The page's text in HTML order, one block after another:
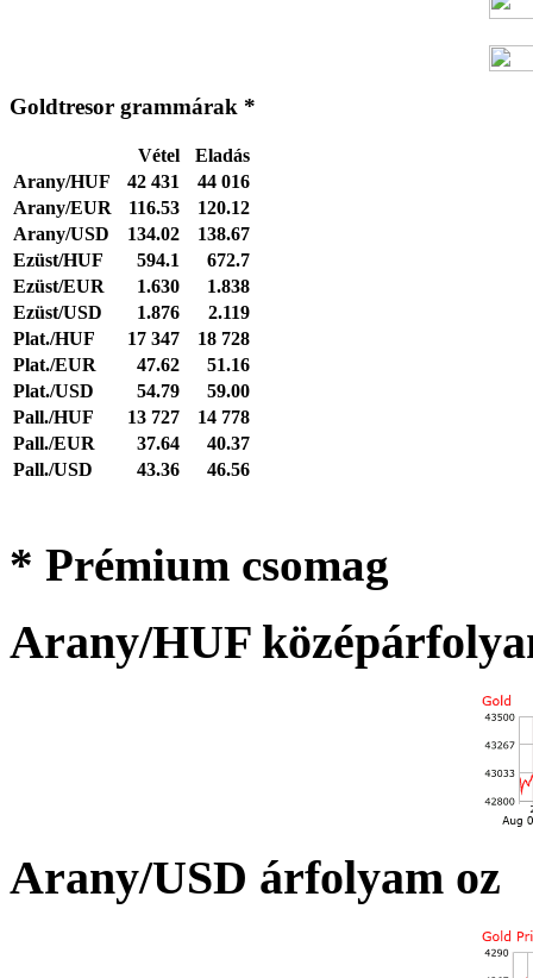
Goldtresor grammárak *
Vétel
Eladás
Arany/HUF
42 431
44 016
Arany/EUR
116.53
120.12
Arany/USD
134.02
138.67
Ezüst/HUF
594.1
672.7
Ezüst/EUR
1.630
1.838
Ezüst/USD
1.876
2.119
Plat./HUF
17 347
18 728
Plat./EUR
47.62
51.16
Plat./USD
54.79
59.00
Pall./HUF
13 727
14 778
Pall./EUR
37.64
40.37
Pall./USD
43.36 46.56
* Prémium csomag
Arany/HUF
Arany/USD árfolyam oz